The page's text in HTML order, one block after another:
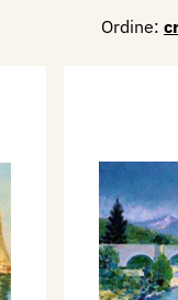
Ordine: